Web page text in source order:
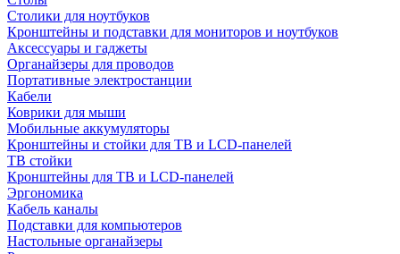
Столики для ноутбуков
Кронштейны и подставки для мониторов и ноутбуков
Аксессуары и гаджеты
Органайзеры для проводов
Портативные электростанции
Кабели
Коврики для мыши
Мобильные аккумуляторы
Кронштейны и стойки для ТВ и LCD-панелей
ТВ стойки
Кронштейны для ТВ и LCD-панелей
Эргономика
Кабель каналы
Подставки для компьютеров
Настольные органайзеры